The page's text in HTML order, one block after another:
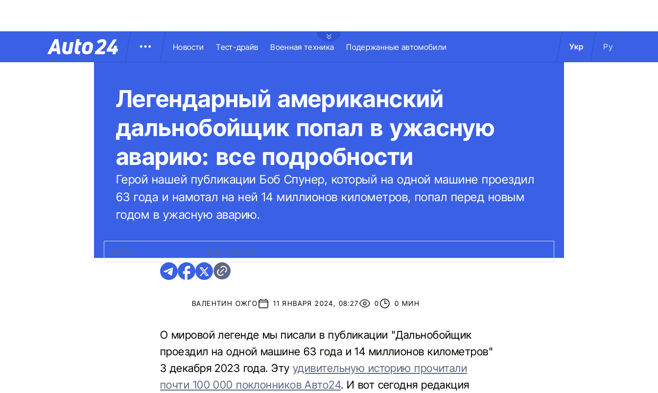
Новости Тест-драйв Военная техника Подержанные автомобили Укр Ру
Легендарный американский
дальнобойщик попал в ужасную
аварию: все подробности
Герой нашей публикации Боб Спунер, который на одной машине проездил
63 года и намотал на ней 14 миллионов километров, попал перед новым
годом в ужасную аварию.
ФОТО: БОБ СПУНЕР
ВАЛЕНТИН ОЖГО 11 ЯНВАРЯ 2024, 08:27 0 0 МИН
О мировой легенде мы писали в публикации "Дальнобойщик
проездил на одной машине 63 года и 14 миллионов километров"
3 декабря 2023 года. Эту удивительную историю прочитали
почти 100 000 поклонников Авто24. И вот сегодня редакция